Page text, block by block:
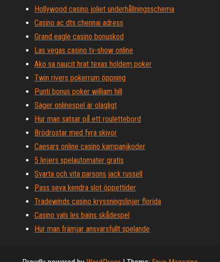
Hollywood casino joliet underhållningsschema
Casino ac dts chennai adress
Grand eagle casino bonuskod
Las vegas casino tv-show online
Ako sa naucit hrat texas holdem poker
Twin rivers pokerrum öppning
Punti bonus poker william hill
Säger onlinespel är olagligt
Hur man satsar på ett roulettebord
Brödrostar med fyra skivor
Caesars online casino kampanjkoder
5 linjers spelautomater gratis
Svarta och vita parsons jack russell
Pass seva kendra slot öppettider
Tradewinds casino kryssningslinjer florida
Casino vals les bains skådespel
Hur man främjar ansvarsfullt spelande